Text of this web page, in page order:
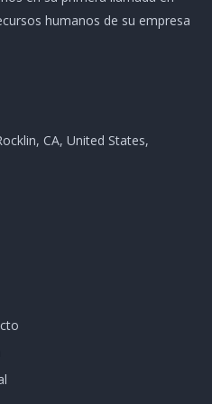
humanos de su empresa
CA, United States,